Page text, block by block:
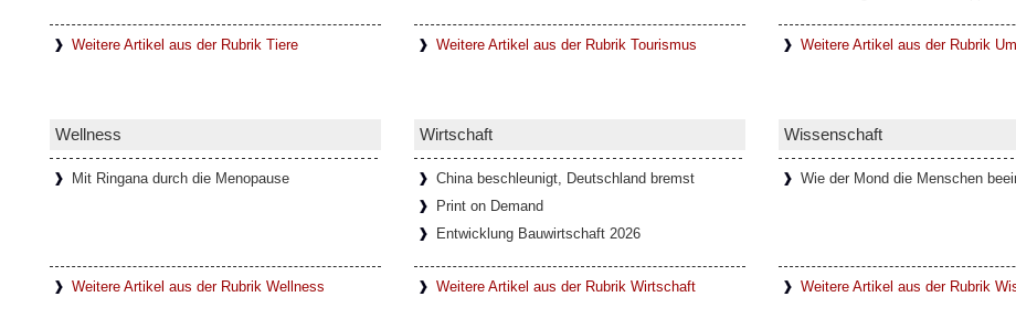
Weitere Artikel aus der Rubrik Tiere Weitere Artikel aus der Rubrik Tourismus Weitere Artikel aus der Rubrik
Wellness
Mit Ringana durch die Menopause
Weitere Artikel aus der Rubrik Wellness
Wirtschaft
China beschleunigt, Deutschland bremst
Print on Demand
Entwicklung Bauwirtschaft 2026
Weitere Artikel aus der Rubrik Wirtschaft
Wissenschaft
Wie der Mond die Menschen
Weitere Artikel aus der Rubrik